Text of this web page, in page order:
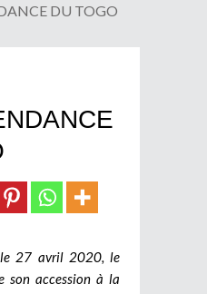
DU TOGO
le 27 avril 2020, le
son accession à la